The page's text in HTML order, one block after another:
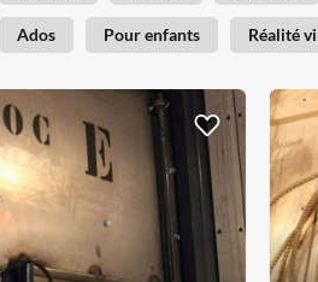
Ados Pour enfants Réalité